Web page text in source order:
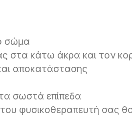
σώμα
στα κάτω άκρα και τον
αποκατάστασης
σωστά επίπεδα
φυσικοθεραπευτή σας